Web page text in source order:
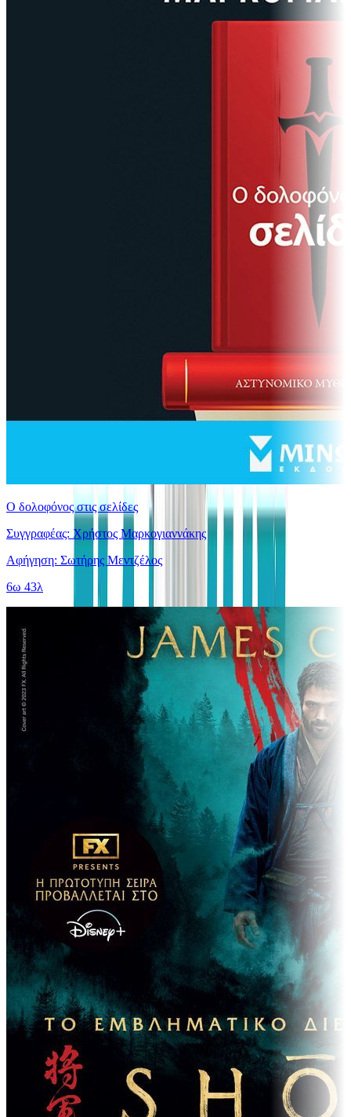
Ο δολοφόνος στις σελίδες
Συγγραφέας: Χρήστος Μαρκογιαννάκης
Αφήγηση: Σωτήρης Μεντζέλος
6ω 43λ